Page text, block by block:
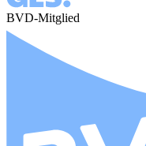
BVD-Mitglied